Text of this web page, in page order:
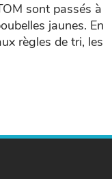
sont passés à
jaunes. En
règles de tri, les